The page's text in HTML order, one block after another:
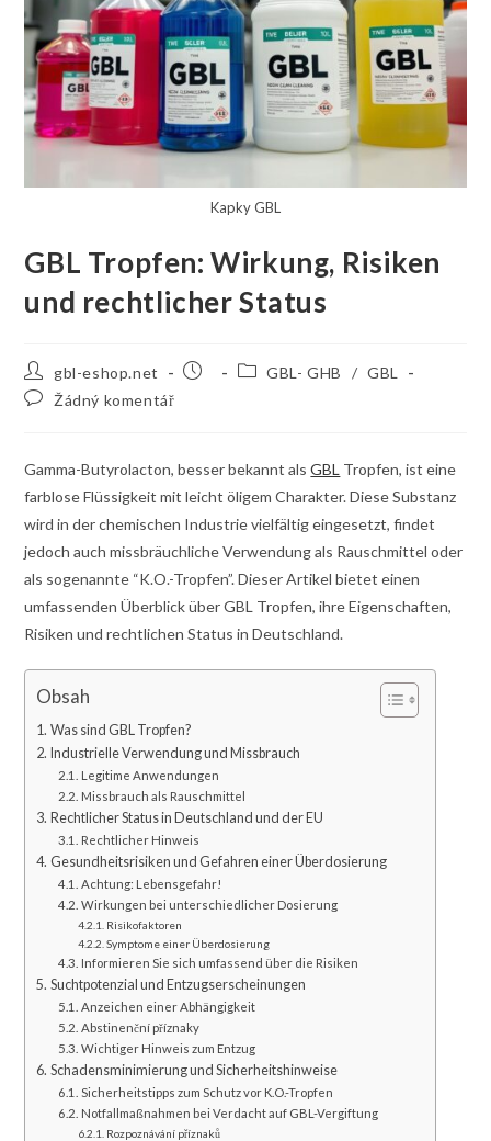
Kapky GBL
GBL Tropfen: Wirkung, Risiken
und rechtlicher Status
Autor
příspěvku
gbl-eshop.net
PříspěvekRubrikyGBL- GHB / GBL
Komentáře
Žádný komentář
Gamma-Butyrolacton, besser bekannt alsGBL Tropfen, ist eine
farblose Flüssigkeit mit leicht öligem Charakter. Diese Substanz
wird in der chemischen Industrie vielfältig eingesetzt, findet
jedoch auch missbräuchliche Verwendung als Rauschmittel oder
als sogenannte “K.O.-Tropfen”. Dieser Artikel bietet einen
umfassenden Überblick über GBL Tropfen, ihre Eigenschaften,
Risiken und rechtlichen Status in Deutschland.
Obsah
Was sind GBL Tropfen?
Industrielle Verwendung und Missbrauch
Legitime Anwendungen
Missbrauch als Rauschmittel
Rechtlicher Status in Deutschland und der EU
Rechtlicher Hinweis
Gesundheitsrisiken und Gefahren einer Überdosierung
Achtung: Lebensgefahr!
Wirkungen bei unterschiedlicher Dosierung
Risikofaktoren
Symptome einer Überdosierung
Informieren Sie sich umfassend über die Risiken
Suchtpotenzial und Entzugserscheinungen
Anzeichen einer Abhängigkeit
Abstinenční příznaky
Wichtiger Hinweis zum Entzug
Schadensminimierung und Sicherheitshinweise
Sicherheitstipps zum Schutz vor K.O.-Tropfen
Notfallmaßnahmen bei Verdacht auf GBL-Vergiftung
Rozpoznávání příznaků